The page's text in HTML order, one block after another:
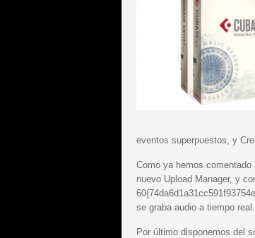
eventos superpuestos, y
Como ya hemos
nuevo Upload Manager, y
se graba audio a tiempo real.
Por último disponemos del